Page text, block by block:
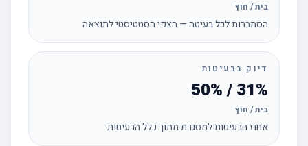
בית / חוץ
הסתברות לכל בעיטה — הצפי הסטטיסטי לתוצאה
דיוק בבעיטות
31% / 50%
בית / חוץ
אחוז הבעיטות למסגרת מתוך כלל הבעיטות